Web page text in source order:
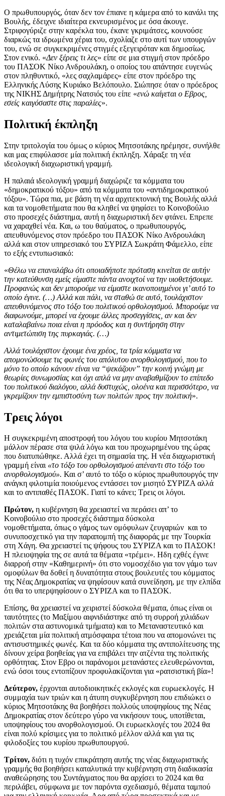
Ο πρωθυπουργός, όταν δεν τον έπιανε η κάμερα από το κανάλι της
Βουλής, έδειχνε ιδιαίτερα εκνευρισμένος με όσα άκουγε.
Στριφογύριζε στην καρέκλα του, έκανε γκριμάτσες, κουνούσε
διαρκώς τα ιδρωμένα χέρια του, σχολίαζε στο αυτί των υπουργών
του, ενώ σε συγκεκριμένες στιγμές εξεγειρόταν και δημοσίως.
Στον ενικό. «Δεν ξέρεις τι λες» είπε σε μια στιγμή στον πρόεδρο
του ΠΑΣΟΚ Νίκο Ανδρουλάκη, ο οποίος του απάντησε ευγενώς
στον πληθυντικό, «λες σαχλαμάρες» είπε στον πρόεδρο της
Ελληνικής Λύσης Κυριάκο Βελόπουλο. Σιώπησε όταν ο πρόεδρος
της ΝΙΚΗΣ Δημήτρης Νατσιός του είπε «ενώ καίγεται ο Εβρος,
εσείς καιγόσαστε στις παραλίες».
Πολιτική έκπληξη
Στην τριτολογία του όμως ο κύριος Μητσοτάκης ηρέμησε, συνήλθε
και μας επιφύλασσε μία πολιτική έκπληξη. Χάραξε τη νέα
ιδεολογική διαχωριστική γραμμή.
Η παλαιά ιδεολογική γραμμή διαχώριζε τα κόμματα του
«δημοκρατικού τόξου» από τα κόμματα του «αντιδημοκρατικού
τόξου». Τώρα πια, με βάση τη νέα αρχιτεκτονική της Βουλής αλλά
και τα νομοθετήματα που θα κληθεί να ψηφίσει το Κοινοβούλιο
στο προσεχές διάστημα, αυτή η διαχωριστική δεν φτάνει. Επρεπε
να χαραχθεί νέα. Και, ω του θαύματος, ο πρωθυπουργός,
απευθυνόμενος στον πρόεδρο του ΠΑΣΟΚ Νίκο Ανδρουλάκη
αλλά και στον υπηρεσιακό του ΣΥΡΙΖΑ Σωκράτη Φάμελλο, είπε
το εξής εντυπωσιακό:
«Θέλω να επαναλάβω ότι οποιαδήποτε πρόταση κινείται σε αυτήν
την κατεύθυνση εμείς είμαστε πάντα ανοιχτοί να την υιοθετήσουμε.
Προφανώς και δεν μπορούμε να είμαστε ικανοποιημένοι γι’ αυτό το
οποίο έγινε. (…) Αλλά και πάλι, να σταθώ σε αυτό, τουλάχιστον
απευθυνόμενος στο τόξο του πολιτικού ορθολογισμού. Μπορούμε να
διαφωνούμε, μπορεί να έχουμε άλλες προσεγγίσεις, αν και δεν
καταλαβαίνω ποια είναι η πρόοδος και η συντήρηση στην
αντιμετώπιση της πυρκαγιάς. (…)
Αλλά τουλάχιστον έχουμε ένα χρέος, τα τρία κόμματα να
απομονώσουμε τις φωνές του απόλυτου ανορθολογισμού, που το
μόνο το οποίο κάνουν είναι να “ψεκάζουν” την κοινή γνώμη με
θεωρίες συνωμοσίας και όχι απλά να μην αναβαθμίζουν το επίπεδο
του πολιτικού διαλόγου, αλλά δυστυχώς, ολοένα και περισσότερο, να
γκρεμίζουν την εμπιστοσύνη των πολιτών προς την πολιτική».
Τρεις λόγοι
Η συγκεκριμένη αποστροφή του λόγου του κυρίου Μητσοτάκη
μάλλον πέρασε στα ψιλά λόγω και του προχωρημένου της ώρας
που διατυπώθηκε. Αλλά έχει τη σημασία της. Η νέα διαχωριστική
γραμμή είναι «το τόξο του ορθολογισμού απέναντι στο τόξο του
ανορθολογισμού». Και σ’ αυτό το τόξο ο κύριος πρωθυπουργός την
ανάγκη φιλοτιμία ποιούμενος εντάσσει τον μισητό ΣΥΡΙΖΑ αλλά
και το αντιπαθές ΠΑΣΟΚ. Γιατί το κάνει; Τρεις οι λόγοι.
Πρώτον, η κυβέρνηση θα χρειαστεί να περάσει απ’ το
Κοινοβούλιο στο προσεχές διάστημα δύσκολα
νομοθετήματα, όπως ο γάμος των ομόφυλων ζευγαριών και το
συνυποσχετικό για την παραπομπή της διαφοράς με την Τουρκία
στη Χάγη. Θα χρειαστεί τις ψήφους του ΣΥΡΙΖΑ και το ΠΑΣΟΚ!
Η πλειοψηφία της σε αυτά τα θέματα «τρέμει». Ηδη εχθές έγινε
διαρροή στην «Καθημερινή» ότι στο νομοσχέδιο για τον γάμο των
ομοφύλων θα δοθεί η δυνατότητα στους βουλευτές του κόμματος
της Νέας Δημοκρατίας να ψηφίσουν κατά συνείδηση, με την ελπίδα
ότι θα το υπερψηφίσουν ο ΣΥΡΙΖΑ και το ΠΑΣΟΚ.
Επίσης, θα χρειαστεί να χειριστεί δύσκολα θέματα, όπως είναι οι
ταυτότητες (το Μαξίμου αιφνιδιάστηκε από τη συρροή χιλιάδων
πολιτών στα αστυνομικά τμήματα) και το Μεταναστευτικό και
χρειάζεται μία πολιτική ατμόσφαιρα τέτοια που να απομονώνει τις
αντισυστημικές φωνές. Και τα δύο κόμματα της αντιπολίτευσης της
δίνουν χείρα βοηθείας για να επιβάλει την ατζέντα της πολιτικής
ορθότητας. Στον Εβρο οι παράνομοι μετανάστες ελευθερώνονται,
ενώ όσοι τους εντοπίζουν προφυλακίζονται για «ρατσιστική βία»!
Δεύτερον, έρχονται αυτοδιοικητικές εκλογές και ευρωεκλογές. Η
συμμαχία των τριών και η άτυπη συγκυβέρνηση που επιδιώκει ο
κύριος Μητσοτάκης θα βοηθήσει πολλούς υποψηφίους της Νέας
Δημοκρατίας στον δεύτερο γύρο να νικήσουν τους, υποτίθεται,
υποψηφίους του ανορθολογισμού. Οι ευρωεκλογές του 2024 θα
είναι πολύ κρίσιμες για το πολιτικό μέλλον αλλά και για τις
φιλοδοξίες του κυρίου πρωθυπουργού.
Τρίτον, διότι η τυχόν επικράτηση αυτής της νέας διαχωριστικής
γραμμής θα βοηθήσει καταλυτικά την κυβέρνηση στη διαδικασία
αναθεώρησης του Συντάγματος που θα αρχίσει το 2024 και θα
περιλάβει, σύμφωνα με τον παρόντα σχεδιασμό, θέματα ταμπού